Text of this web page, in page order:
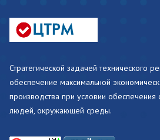
Стратегической задачей технического
обеспечение максимальной
производства при условии
людей, окружающей среды.